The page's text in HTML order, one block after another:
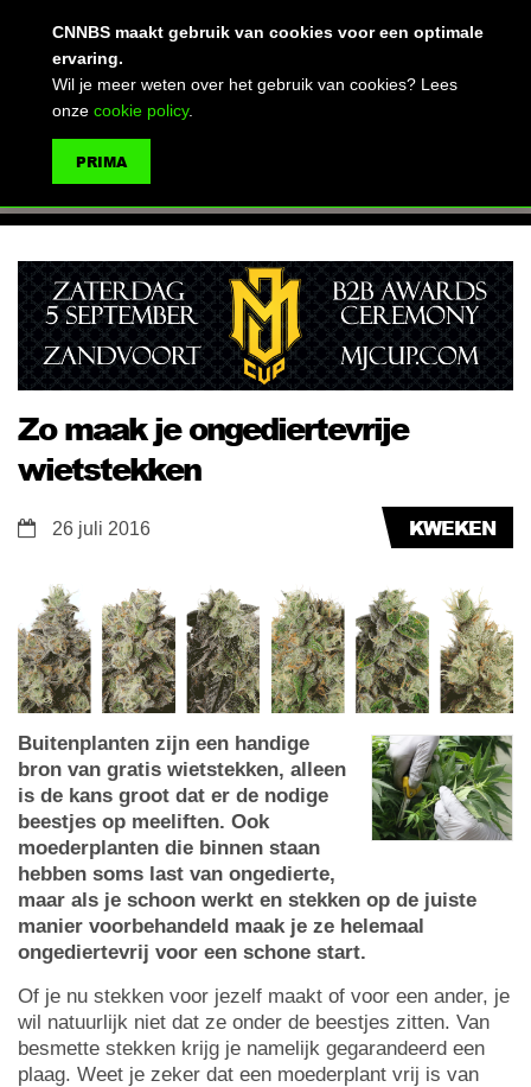
Zo maak je ongediertevrije
wietstekken
KWEKEN
26 juli 2016
Buitenplanten zijn een handige
bron van gratis wietstekken, alleen
is de kans groot dat er de nodige
beestjes op meeliften. Ook
moederplanten die binnen staan
hebben soms last van ongedierte,
maar als je schoon werkt en stekken op de juiste
manier voorbehandeld maak je ze helemaal
ongediertevrij voor een schone start.
Of je nu stekken voor jezelf maakt of voor een ander, je
wil natuurlijk niet dat ze onder de beestjes zitten. Van
besmette stekken krijg je namelijk gegarandeerd een
plaag. Weet je zeker dat een moederplant vrij is van
CNNBS maakt gebruik van cookies voor een optimale
ervaring.
Wil je meer weten over het gebruik van cookies? Lees
onze cookie policy.
PRIMA